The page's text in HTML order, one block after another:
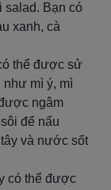
salad. Bạn có
xanh, cà
thể được sử
như mì ý, mì
ngâm
để nấu
và nước sốt
có thể được